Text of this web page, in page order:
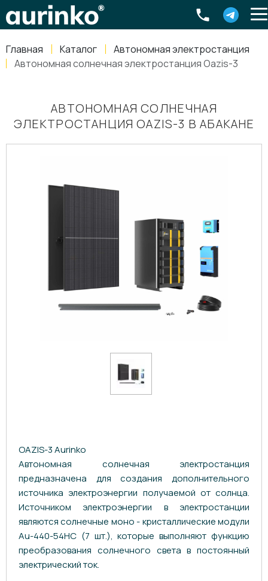
Главная Каталог
Автономная электростанция
Автономная солнечная электростанция Oazis-3
АВТОНОМНАЯ СОЛНЕЧНАЯ
ЭЛЕКТРОСТАНЦИЯ OAZIS-3 В АБАКАНЕ
OAZIS-3 Aurinko
Автономная солнечная электростанция
предназначена для создания дополнительного
источника электроэнергии получаемой от солнца.
Источником электроэнергии в электростанции
являются солнечные моно - кристаллические модули
Au-440-54HC (7 шт.), которые выполняют функцию
преобразования солнечного света в постоянный
электрический ток.
Россия, Свердловская область Екатеринбург ,
8-800-770-79-40